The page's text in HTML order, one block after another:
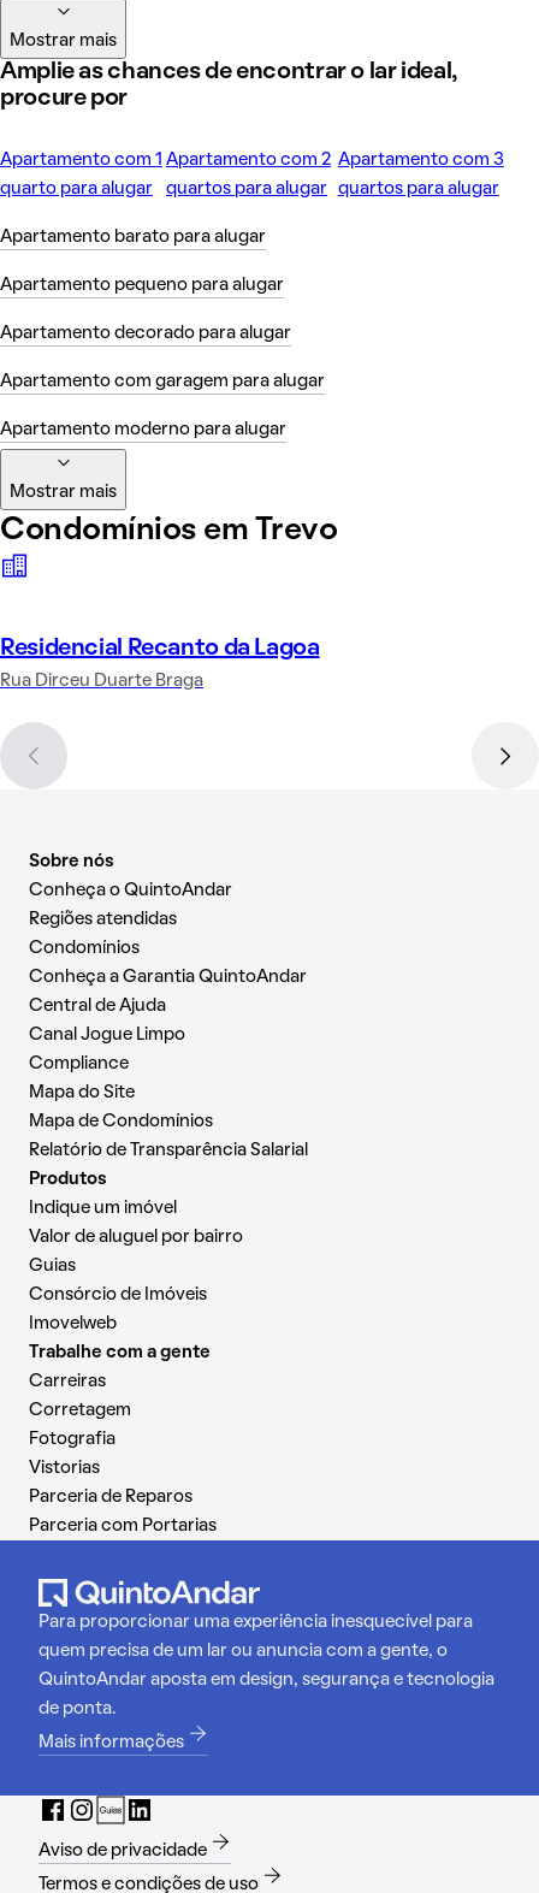
Mostrar mais
Amplie as chances de encontrar o lar ideal,
procure por
Apartamento com 1
quarto para alugar
Apartamento com 2
quartos para alugar
Apartamento com 3
quartos para alugar
Apartamento barato para alugar
Apartamento pequeno para alugar
Apartamento decorado para alugar
Apartamento com garagem para alugar
Apartamento moderno para alugar
Mostrar mais
Condomínios em Trevo
Residencial Recanto da Lagoa
Rua Dirceu Duarte Braga
Sobre nós
Conheça o QuintoAndar
Regiões atendidas
Condomínios
Conheça a Garantia QuintoAndar
Central de Ajuda
Canal Jogue Limpo
Compliance
Mapa do Site
Mapa de Condomínios
Relatório de Transparência Salarial
Produtos
Indique um imóvel
Valor de aluguel por bairro
Guias
Consórcio de Imóveis
Imovelweb
Trabalhe com a gente
Carreiras
Corretagem
Fotografia
Vistorias
Parceria de Reparos
Parceria com Portarias
Para proporcionar uma experiência inesquecível para
quem precisa de um lar ou anuncia com a gente, o
QuintoAndar aposta em design, segurança e tecnologia
de ponta.
Mais informações
Aviso de privacidade
Termos e condições de uso